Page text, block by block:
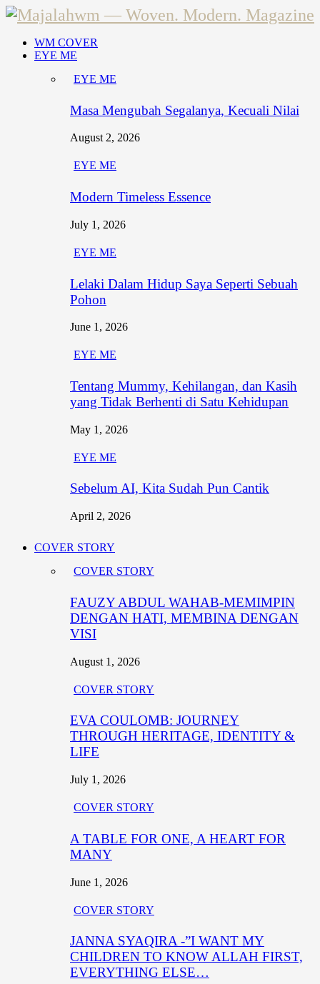
WM COVER
EYE ME
EYE ME
Masa Mengubah Segalanya, Kecuali Nilai
August 2, 2026
EYE ME
Modern Timeless Essence
July 1, 2026
EYE ME
Lelaki Dalam Hidup Saya Seperti Sebuah
Pohon
June 1, 2026
EYE ME
Tentang Mummy, Kehilangan, dan Kasih
yang Tidak Berhenti di Satu Kehidupan
May 1, 2026
EYE ME
Sebelum AI, Kita Sudah Pun Cantik
April 2, 2026
COVER STORY
COVER STORY
FAUZY ABDUL WAHAB-MEMIMPIN
DENGAN HATI, MEMBINA DENGAN
VISI
August 1, 2026
COVER STORY
EVA COULOMB: JOURNEY
THROUGH HERITAGE, IDENTITY &
LIFE
July 1, 2026
COVER STORY
A TABLE FOR ONE, A HEART FOR
MANY
June 1, 2026
COVER STORY
JANNA SYAQIRA -”I WANT MY
CHILDREN TO KNOW ALLAH FIRST,
EVERYTHING ELSE…